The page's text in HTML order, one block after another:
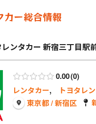
レンタカー 新宿三丁目駅
0.00 0
レンタカー,
トヨタレ
東京都 / 新宿区